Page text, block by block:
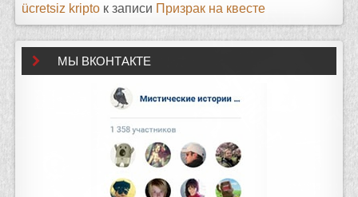
ücretsiz kripto к записи Призрак на квесте
МЫ ВКОНТАКТЕ